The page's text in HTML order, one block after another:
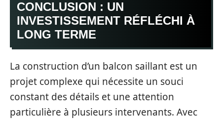
CONCLUSION : UN
INVESTISSEMENT RÉFLÉCHI À
LONG TERME
La construction d’un balcon saillant est un
projet complexe qui nécessite un souci
constant des détails et une attention
particulière à plusieurs intervenants. Avec